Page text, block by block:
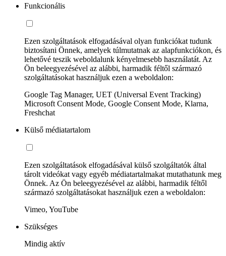
Funkcionális
Ezen szolgáltatások elfogadásával olyan funkciókat tudunk
biztosítani Önnek, amelyek túlmutatnak az alapfunkciókon, és
lehetővé teszik weboldalunk kényelmesebb használatát. Az
Ön beleegyezésével az alábbi, harmadik féltől származó
szolgáltatásokat használjuk ezen a weboldalon:
Google Tag Manager, UET (Universal Event Tracking)
Microsoft Consent Mode, Google Consent Mode, Klarna,
Freshchat
Külső médiatartalom
Ezen szolgáltatások elfogadásával külső szolgáltatók által
tárolt videókat vagy egyéb médiatartalmakat mutathatunk meg
Önnek. Az Ön beleegyezésével az alábbi, harmadik féltől
származó szolgáltatásokat használjuk ezen a weboldalon:
Vimeo, YouTube
Szükséges
Mindig aktív